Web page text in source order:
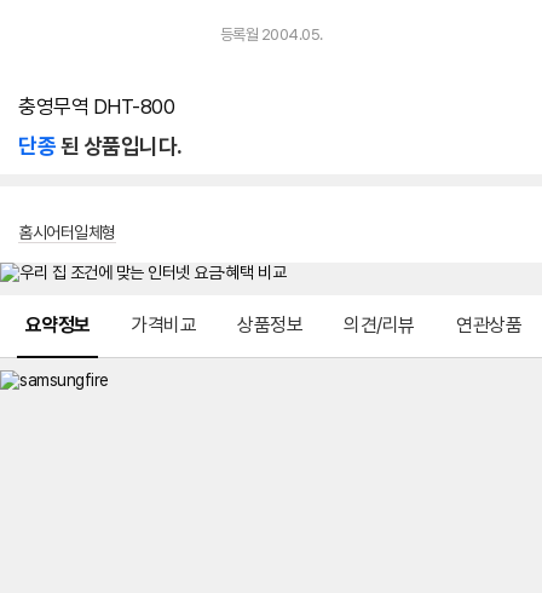
등록월 2004.05.
충영무역 DHT-800
단종된 상품입니다.
홈시어터일체형
요약정보 가격비교 상품정보 의견/리뷰 연관상품